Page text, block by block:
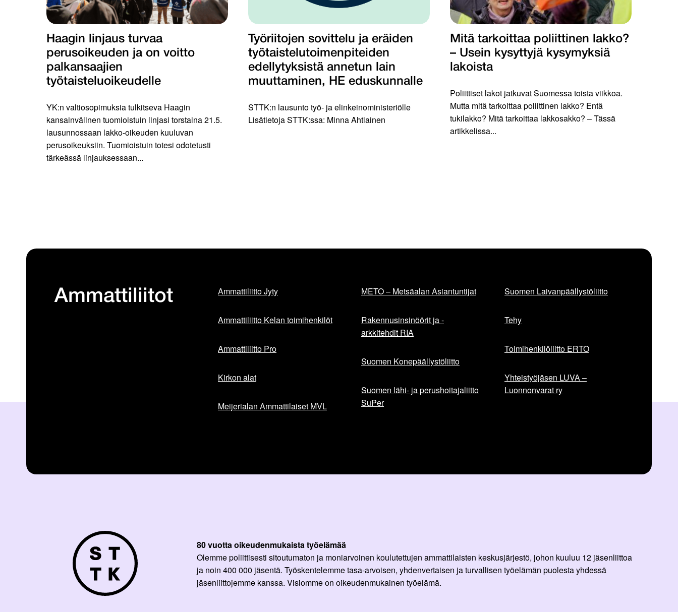
Haagin linjaus turvaa
perusoikeuden ja on voitto
palkansaajien
työtaisteluoikeudelle
YK:n valtiosopimuksia tulkitseva Haagin
kansainvälinen tuomioistuin linjasi torstaina 21.5.
lausunnossaan lakko-oikeuden kuuluvan
perusoikeuksiin. Tuomioistuin totesi odotetusti
tärkeässä linjauksessaan...
Työriitojen sovittelu ja eräiden
työtaistelutoimenpiteiden
edellytyksistä annetun lain
muuttaminen, HE eduskunnalle
STTK:n lausunto työ- ja elinkeinoministeriölle
Lisätietoja STTK:ssa: Minna Ahtiainen
Mitä tarkoittaa poliittinen lakko?
– Usein kysyttyjä kysymyksiä
lakoista
Poliittiset lakot jatkuvat Suomessa toista viikkoa.
Mutta mitä tarkoittaa poliittinen lakko? Entä
tukilakko? Mitä tarkoittaa lakkosakko? – Tässä
artikkelissa...
Ammattiliitot Ammattiliitto Jyty
Ammattiliitto Kelan toimihenkilöt
Ammattiliitto Pro
Kirkon alat
Meijerialan Ammattilaiset MVL
METO – Metsäalan Asiantuntijat
Rakennusinsinöörit ja -
arkkitehdit RIA
Suomen Konepäällystöliitto
Suomen lähi- ja perushoitajaliitto
SuPer
Suomen Laivanpäällystöliitto
Tehy
Toimihenkilöliitto ERTO
Yhteistyöjäsen LUVA –
Luonnonvarat ry
80 vuotta oikeudenmukaista työelämää
Olemme poliittisesti sitoutumaton ja moniarvoinen koulutettujen ammattilaisten keskusjärjestö, johon kuuluu 12 jäsenliittoa
ja noin 400 000 jäsentä. Työskentelemme tasa-arvoisen, yhdenvertaisen ja turvallisen työelämän puolesta yhdessä
jäsenliittojemme kanssa. Visiomme on oikeudenmukainen työelämä.